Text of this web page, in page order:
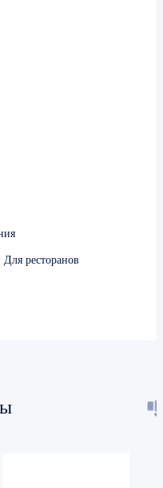
мойка (В
выше 40 С.
ресторанов